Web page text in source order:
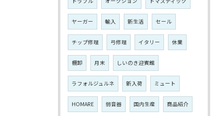
ヤーガー 輸入 新生活 セール
チップ修理 弓修理 イタリー 休業
棚卸 月末 しいのき迎賓館
ラフォルジュルネ 新入荷 ミュート
HOMARE 弱音器 国内生産 商品紹介